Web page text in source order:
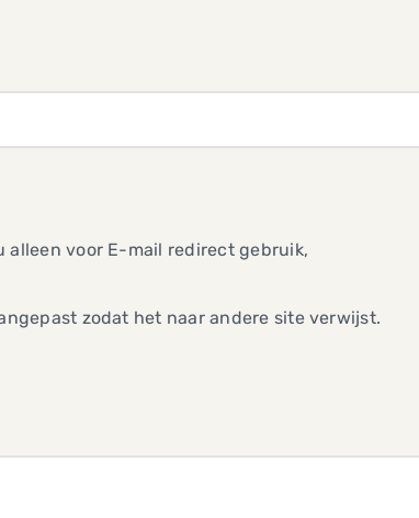
alleen voor E-mail redirect gebruik,
zodat het naar andere site verwijst.